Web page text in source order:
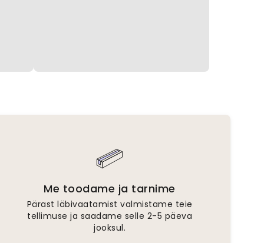
Me toodame ja tarnime
Pärast läbivaatamist valmistame teie
tellimuse ja saadame selle 2-5 päeva
jooksul.